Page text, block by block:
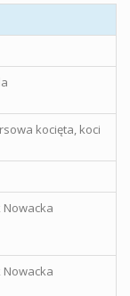
kocięta, koci
Nowacka
Nowacka